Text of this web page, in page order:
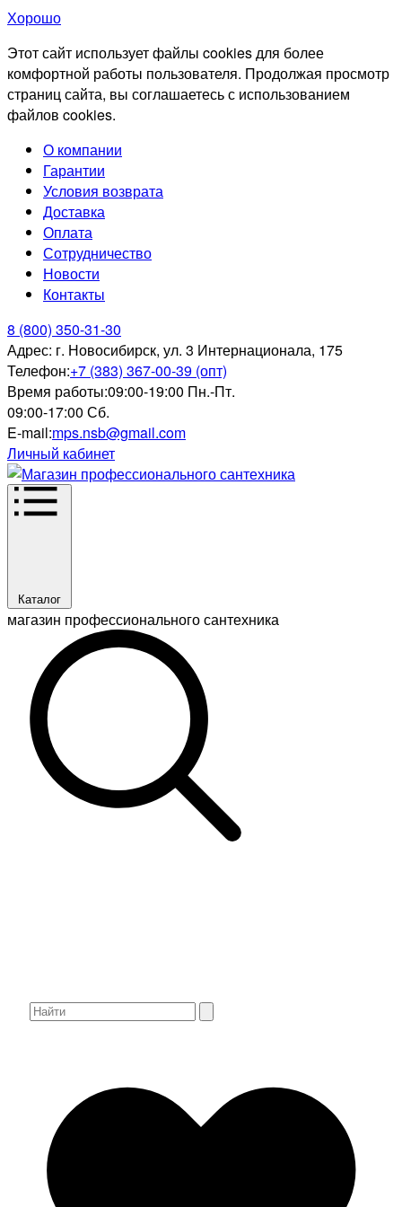
Хорошо
Этот сайт использует файлы cookies для более
комфортной работы пользователя. Продолжая просмотр
страниц сайта, вы соглашаетесь с использованием
файлов cookies.
О компании
Гарантии
Условия возврата
Доставка
Оплата
Сотрудничество
Новости
Контакты
8 (800) 350-31-30
Адрес: г. Новосибирск, ул. 3 Интернационала, 175
Телефон:+7 (383) 367-00-39 (опт)
Время работы:09:00-19:00 Пн.-Пт.
09:00-17:00 Сб.
E-mail:mps.nsb@gmail.com
Личный кабинет
Каталог
магазин профессионального сантехника